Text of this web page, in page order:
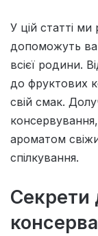
У цій статті ми
допоможуть
всієї родини.
до фруктових
свій смак.
ароматом
спілкування.
Секрети